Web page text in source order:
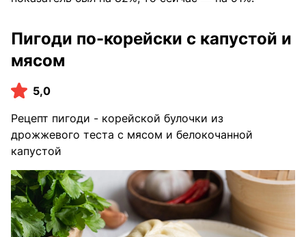
Пигоди по-корейски с капустой и
мясом
5,0
Рецепт пигоди - корейской булочки из
дрожжевого теста с мясом и белокочанной
капустой